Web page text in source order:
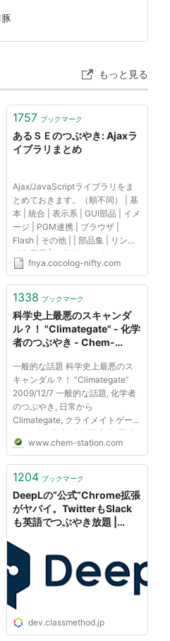
ーツゼリーがショーケ ー
もっと見る
1757 ブックマーク
あるＳＥのつぶやき: Ajaxラ
イブラリまとめ
Ajax/JavaScriptライブラリをま
とめておきます。（順不同） | 基
本 | 統合 | 表示系 | GUI部品 | イメ
ージ | PGM連携 | ブラウザ |
Flash | その他 | | 部品集 | リンク |
編集履歴 | ・基本ライブラリ
・・・Ajax開発のベースになるも
ーなAjaxライブラリ prototype.js
fnya.cocolog-nifty.com
1338 ブックマーク
科学史上最悪のスキャンダ
ル？！ "Climategate" - 化学
者のつぶやき - Chem-
一般的な話題 科学史上最悪のス
キャンダル？！ “Climategate”
2009/12/7 一般的な話題, 化学者
のつぶやき, 日常から
Climategate, クライメイトゲー
ト, 二酸化炭素, 京都議定書, 国連
機構変動枠組条約会議, 温暖化, Ｃ
に海外のメディアでは大きく取り
サイ...
www.chem-station.com
1204 ブックマーク
DeepLの”公式”Chrome拡張
がヤバイ。TwitterもSlack
も英語でつぶやき放題 |
dev.classmethod.jp